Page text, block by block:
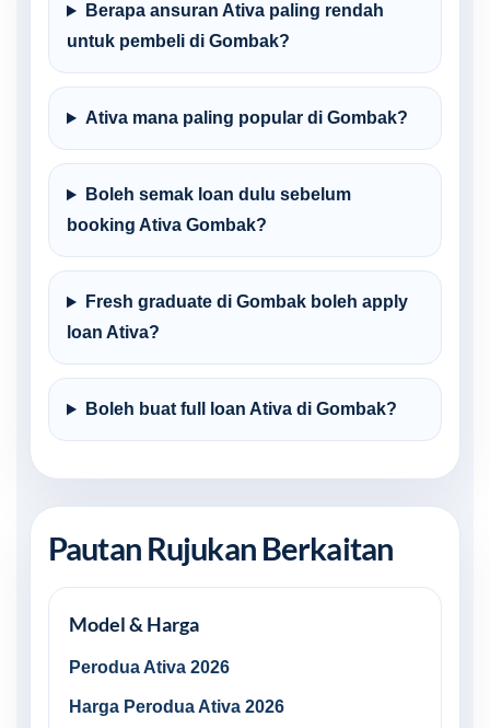
Berapa ansuran Ativa paling rendah
untuk pembeli di Gombak?
Ativa mana paling popular di Gombak?
Boleh semak loan dulu sebelum
booking Ativa Gombak?
Fresh graduate di Gombak boleh apply
loan Ativa?
Boleh buat full loan Ativa di Gombak?
Pautan Rujukan Berkaitan
Model & Harga
Perodua Ativa 2026
Harga Perodua Ativa 2026